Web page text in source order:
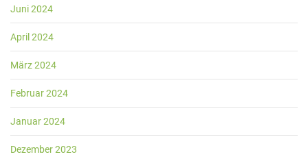
Juni 2024
April 2024
März 2024
Februar 2024
Januar 2024
Dezember 2023